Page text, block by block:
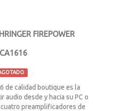
FIREPOWER
de calidad boutique es la
audio desde y hacia su PC o
preamplificadores de